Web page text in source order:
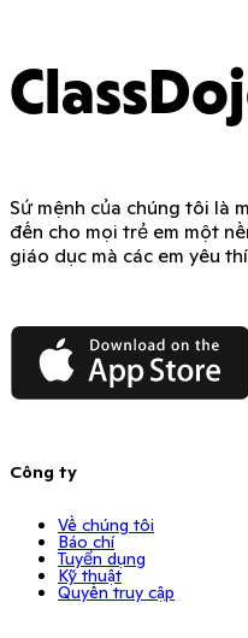
Sứ mệnh của chúng tôi là
đến cho mọi trẻ em một
giáo dục mà các em yêu
App Store
Công ty
Về chúng tôi
Báo chí
Tuyển dụng
Kỹ thuật
Quyền truy cập